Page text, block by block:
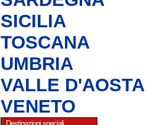
SICILIA
TOSCANA
UMBRIA
VALLE D'AOSTA
VENETO